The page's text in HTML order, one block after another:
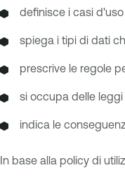
definisce i casi
spiega i tipi di dati
prescrive le regole
si occupa delle
indica le
In base alla policy di